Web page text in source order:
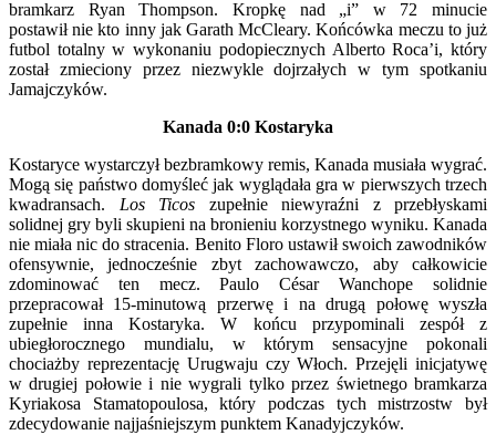
bramkarz Ryan Thompson. Kropkę nad „i” w 72 minucie
postawił nie kto inny jak Garath McCleary. Końcówka meczu to już
futbol totalny w wykonaniu podopiecznych Alberto Roca’i, który
został zmieciony przez niezwykle dojrzałych w tym spotkaniu
Jamajczyków.
Kanada 0:0 Kostaryka
Kostaryce wystarczył bezbramkowy remis, Kanada musiała wygrać.
Mogą się państwo domyśleć jak wyglądała gra w pierwszych trzech
kwadransach. Los Ticos zupełnie niewyraźni z przebłyskami
solidnej gry byli skupieni na bronieniu korzystnego wyniku. Kanada
nie miała nic do stracenia. Benito Floro ustawił swoich zawodników
ofensywnie, jednocześnie zbyt zachowawczo, aby całkowicie
zdominować ten mecz. Paulo César Wanchope solidnie
przepracował 15-minutową przerwę i na drugą połowę wyszła
zupełnie inna Kostaryka. W końcu przypominali zespół z
ubiegłorocznego mundialu, w którym sensacyjne pokonali
chociażby reprezentację Urugwaju czy Włoch. Przejęli inicjatywę
w drugiej połowie i nie wygrali tylko przez świetnego bramkarza
Kyriakosa Stamatopoulosa, który podczas tych mistrzostw był
zdecydowanie najjaśniejszym punktem Kanadyjczyków.